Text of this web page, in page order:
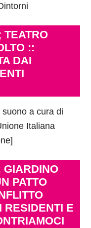
TEATRO
::
DAI
a cura di
Italiana
GIARDINO
PATTO
RESIDENTI E